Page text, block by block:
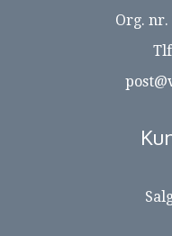
Org. nr.